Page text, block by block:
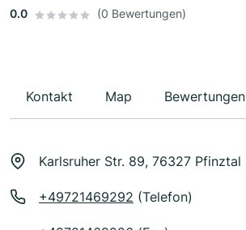
0.0 (0 Bewertungen)
Kontakt Map Bewertungen
Karlsruher Str. 89, 76327 Pfinztal
+49721469292 (Telefon)